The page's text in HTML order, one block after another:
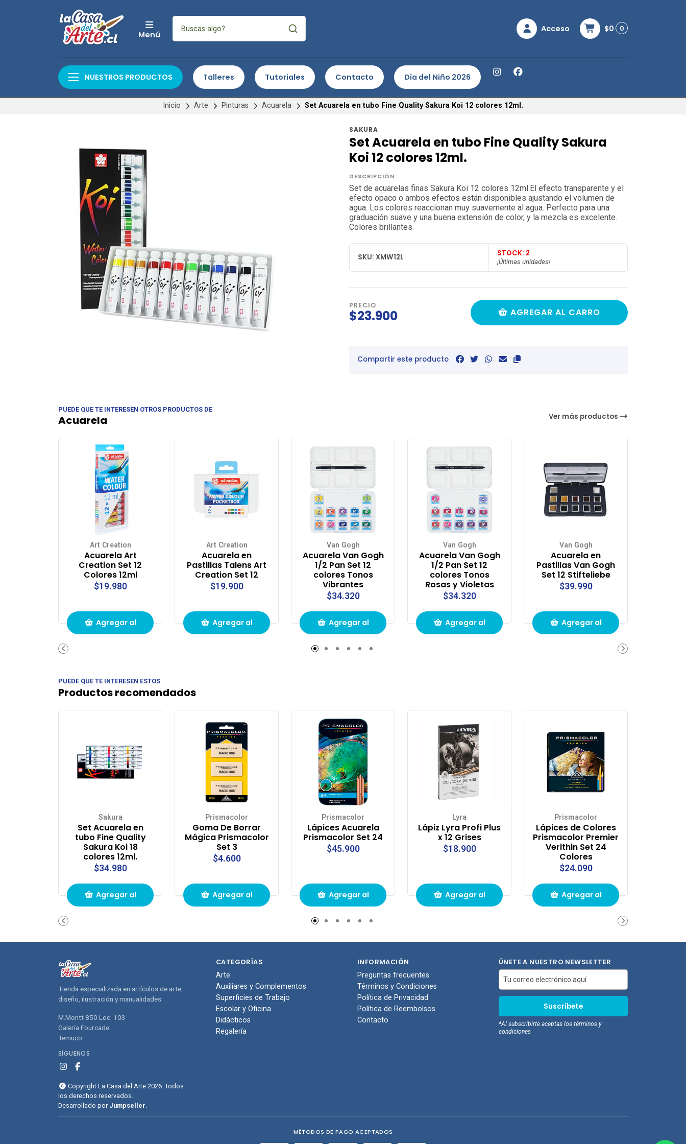
Menú
Acceso $0 0
NUESTROS PRODUCTOS Talleres Tutoriales Contacto Día del Niño 2026
Inicio Arte Pinturas Acuarela Set Acuarela en tubo Fine Quality Sakura Koi 12 colores 12ml.
SAKURA
Set Acuarela en tubo Fine Quality Sakura
Koi 12 colores 12ml.
DESCRIPCIÓN
Set de acuarelas finas Sakura Koi 12 colores 12ml.El efecto transparente y el
efecto opaco o ambos efectos están disponibles ajustando el volumen de
agua. Los colores reaccionan muy suavemente al agua. Perfecto para una
graduación suave y una buena extensión de color, y la mezcla es excelente.
Colores brillantes.
SKU: XMW12L STOCK: 2
¡Últimas unidades!
PRECIO
$23.900 AGREGAR AL CARRO
Compartir este producto
PUEDE QUE TE INTERESEN OTROS PRODUCTOS DE
Acuarela Ver más productos
Art Creation
Acuarela Art
Creation Set 12
Colores 12ml
$19.980
Agregar al
Art Creation
Acuarela en
Pastillas Talens Art
Creation Set 12
$19.900
Agregar al
Van Gogh
Acuarela Van Gogh
1/2 Pan Set 12
colores Tonos
Vibrantes
$34.320
Agregar al
carrito de
Van Gogh
Acuarela Van Gogh
1/2 Pan Set 12
colores Tonos
Rosas y Violetas
$34.320
Agregar al
Van Gogh
Acuarela en
Pastillas Van Gogh
Set 12 Stifteliebe
$39.990
Agregar al
PUEDE QUE TE INTERESEN ESTOS
Productos recomendados
Sakura
Set Acuarela en
tubo Fine Quality
Sakura Koi 18
colores 12ml.
$34.980
Agregar al
compras
Prismacolor
Goma De Borrar
Mágica Prismacolor
Set 3
$4.600
Agregar al
compras
Prismacolor
Lápices Acuarela
Prismacolor Set 24
$45.900
Agregar al
carrito de
compras
Lyra
Lápiz Lyra Profi Plus
x 12 Grises
$18.900
Agregar al
compras
Prismacolor
Lápices de Colores
Prismacolor Premier
Verithin Set 24
Colores
$24.090
Agregar al
compras
Tienda especializada en artículos de arte,
diseño, ilustración y manualidades
M.Montt 850 Loc. 103
Galería Fourcade
Temuco
SÍGUENOS
Copyright La Casa del Arte 2026. Todos
los derechos reservados.
Desarrollado por Jumpseller.
CATEGORÍAS
Arte
Auxiliares y Complementos
Superficies de Trabajo
Escolar y Oficina
Didácticos
Regalería
INFORMACIÓN
Preguntas frecuentes
Términos y Condiciones
Política de Privacidad
Política de Reembolsos
Contacto
ÚNETE A NUESTRO NEWSLETTER
*Al subscribirte aceptas los términos y
condiciones
MÉTODOS DE PAGO ACEPTADOS